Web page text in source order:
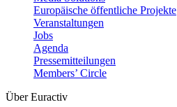
Europäische öffentliche Projekte
Veranstaltungen
Jobs
Agenda
Pressemitteilungen
Members’ Circle
Über Euractiv